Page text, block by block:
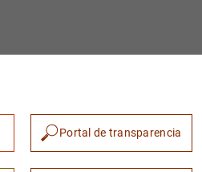
Portal de transparencia